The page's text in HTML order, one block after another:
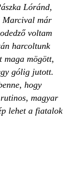
Lóránd,
Marcival már
voltam
harcoltunk
maga mögött,
gólig jutott.
hogy
magyar
lehet a fiatalok